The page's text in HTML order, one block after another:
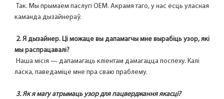
каманда дызайнераў.
2. Я дызайнер. Ці можаце вы дапамагчы мне вырабіць узор, які
мы распрацавалі?
ласка, паведаміце мне пра сваю праблему.
3. Як я магу атрымаць узор для пацверджання якасці?